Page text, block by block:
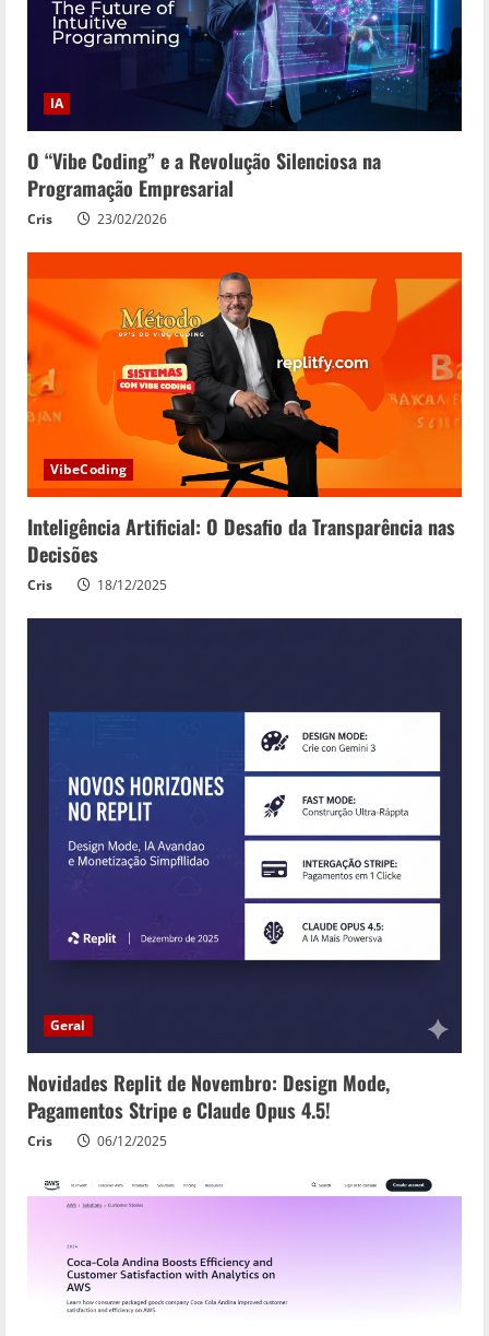
IA
O “Vibe Coding” e a Revolução Silenciosa na
Programação Empresarial
Cris 23/02/2026
VibeCoding
Inteligência Artificial: O Desafio da Transparência nas
Decisões
Cris 18/12/2025
Geral
Novidades Replit de Novembro: Design Mode,
Pagamentos Stripe e Claude Opus 4.5!
Cris 06/12/2025